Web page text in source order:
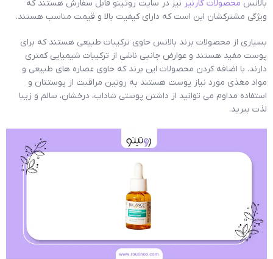
بالانس محصولات گارنیر نیز در سایت روتینو قابل سفارش هستند که
ویژگی مشترکشان این است که دارای کیفیت بالا و قیمت مناسب هستند.
بسیاری از محصولات برند بالانس حاوی ترکیبات طبیعی هستند که برای
پوست مفید هستند و عوارض جانبی ناشی از ترکیبات شیمیایی کمتری
دارند. با اضافه کردن محصولات این برند که حاوی عصاره های طبیعی و
مواد مغذی مورد نیاز پوست هستند به روتین مراقبت از پوستتان و
استفاده مداوم می توانید از داشتن پوستی شاداب، درخشان، سالم و زیبا
لذت ببرید.